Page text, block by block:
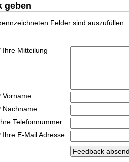
geben
Felder sind auszufüllen.
Ihre Mitteilung
Vorname
Nachname
Telefonnummer
Ihre E-Mail Adresse